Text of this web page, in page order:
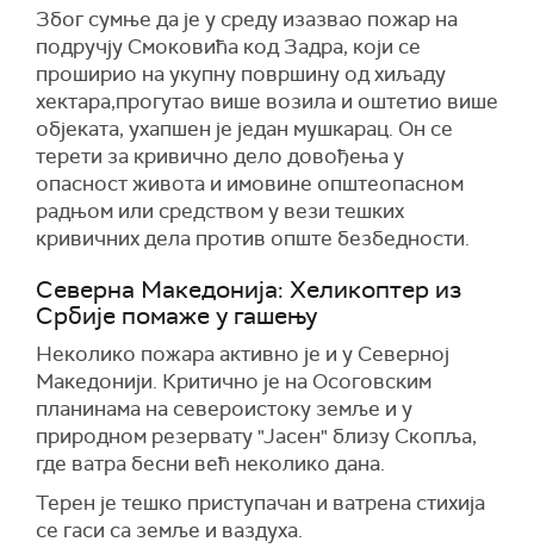
Због сумње да је у среду изазвао пожар на
подручју Смоковића код Задра, који се
проширио на укупну површину од хиљаду
хектара,прогутао више возила и оштетио више
објеката, ухaпшен је један мушкарац. Он се
терети за кривично дело довођења у
опасност живота и имовине општеопасном
радњом или средством у вези тешких
кривичних дела против опште безбедности.
Северна Македонија: Хеликоптер из
Србије помаже у гашењу
Неколико пожара активно је и у Северној
Македонији. Критично је на Осоговским
планинама на североистоку земље и у
природном резервату "Јасен" близу Скопља,
где ватра бесни већ неколико дана.
Терен је тешко приступачан и ватрена стихија
се гаси са земље и ваздуха.